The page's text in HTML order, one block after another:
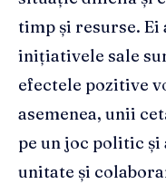
timp și resurse.
inițiativele sale
efectele pozitive
asemenea, unii
pe un joc politic
unitate și